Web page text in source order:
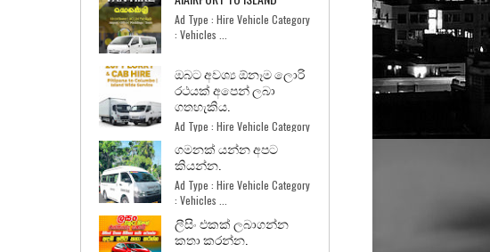
Ad Type : Hire Vehicle Category
: Vehicles ...
ඔබට අවශ්‍ය ඕනෑම ලොරි
රථයක් අපෙන් ලබා
ගතහැකිය.
Ad Type : Hire Vehicle Category
: Services ...
ගමනක් යන්න අපට
කියන්න.
Ad Type : Hire Vehicle Category
: Vehicles ...
ලීසිං එකක් ලබාගන්න
කතා කරන්න.